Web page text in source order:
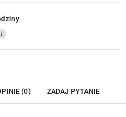
(0) ZADAJ PYTANIE